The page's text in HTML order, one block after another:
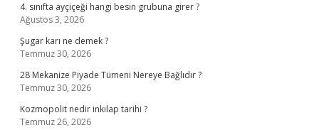
4. sınıfta ayçiçeği hangi besin grubuna girer ?
Ağustos 3, 2026
Şugar karı ne demek ?
Temmuz 30, 2026
28 Mekanize Piyade Tümeni Nereye Bağlıdır ?
Temmuz 30, 2026
Kozmopolit nedir inkılap tarihi ?
Temmuz 26, 2026